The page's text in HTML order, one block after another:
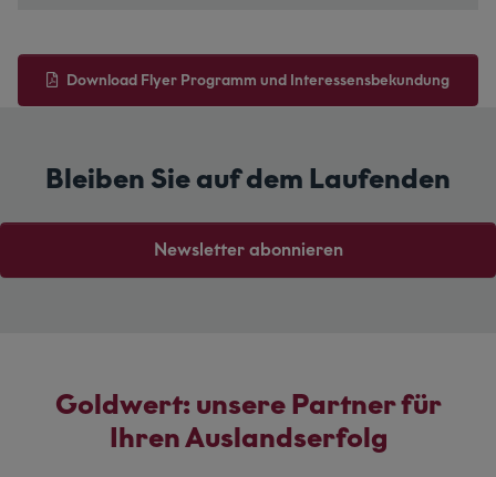
Download Flyer Programm und Interessensbekundung
Bleiben Sie auf dem Laufenden
Newsletter abonnieren
Goldwert: unsere Partner für
Ihren Auslandserfolg